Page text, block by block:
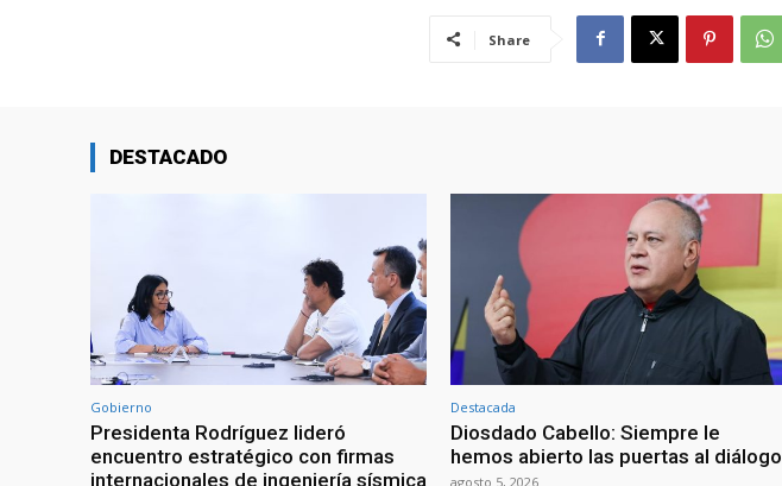
Share
DESTACADO
Gobierno
Presidenta Rodríguez lideró
encuentro estratégico con firmas
internacionales de ingeniería sísmica
Destacada
Diosdado Cabello: Siempre le
hemos abierto las puertas al diálogo
agosto 5, 2026